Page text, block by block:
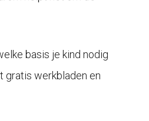
basis je kind nodig
gratis werkbladen en